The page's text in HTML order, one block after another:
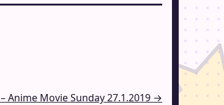
– Anime Movie Sunday 27.1.2019 →